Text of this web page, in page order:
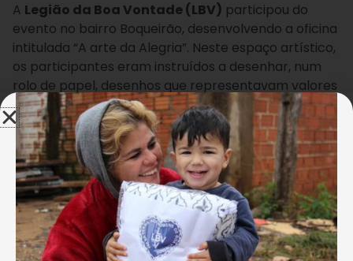
A Legião da Boa Vontade (LBV) participou do
evento no bairro Boqueirão, desenvolvendo a oficina
intitulada “A arte da Alegria”. Neste espaço artístico,
os participantes eram instruídos a desenhar, num
rolo de papel, desenhos que representavam valores
como o respeito, a alegria, o amor ao próximo,
expressando o desejo de viverem em um mundo
onde reine a verdadeira Paz.
Vinicius Francisco Ramao
Na oficina intitulada “A arte da Alegria”, desenvolvida pela
LBV, os participantes fizeram desenhos que
representavam valores como o respeito, a alegria e o